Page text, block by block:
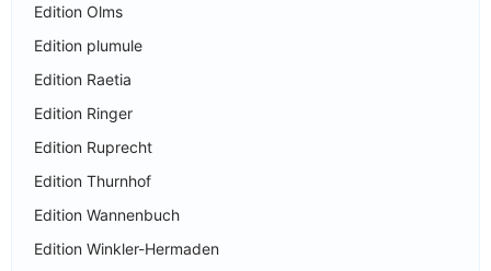
Edition Olms
Edition plumule
Edition Raetia
Edition Ringer
Edition Ruprecht
Edition Thurnhof
Edition Wannenbuch
Edition Winkler-Hermaden